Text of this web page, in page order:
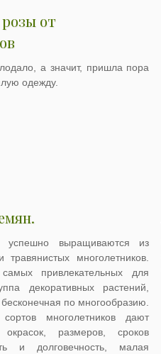
от
а значит, пришла пора
одежду.
успешно выращиваются из
многолетников.
привлекательных для
декоративных растений,
по многообразию.
многолетников дают
размеров, сроков
и долговечность, малая